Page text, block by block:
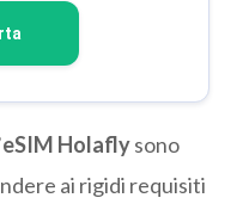
eSIM Holaflysono
ai rigidi requisiti